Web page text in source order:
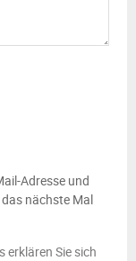
Adresse und
nächste Mal
Sie sich